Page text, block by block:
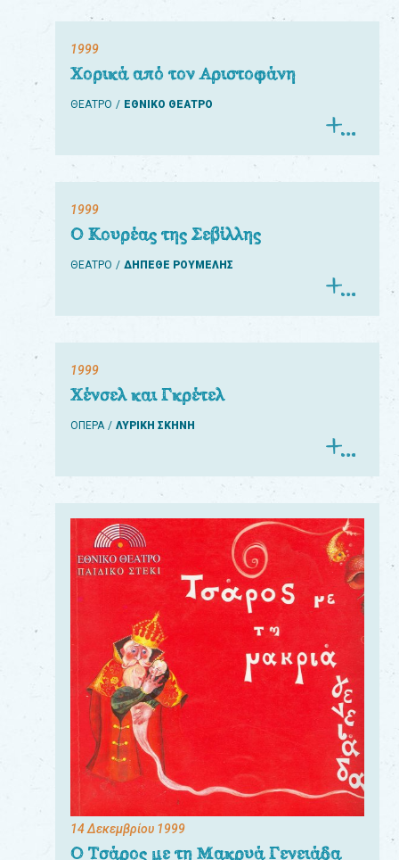
1999
Χορικά από τον Αριστοφάνη
ΘΕΑΤΡΟ ΕΘΝΙΚΟ ΘΕΑΤΡΟ
1999
Ο Κουρέας της Σεβίλλης
ΘΕΑΤΡΟ ΔΗΠΕΘΕ ΡΟΥΜΕΛΗΣ
1999
Χένσελ και Γκρέτελ
ΟΠΕΡΑ ΛΥΡΙΚΗ ΣΚΗΝΗ
14 Δεκεμβρίου 1999
Ο Τσάρος με τη Μακρυά Γενειάδα